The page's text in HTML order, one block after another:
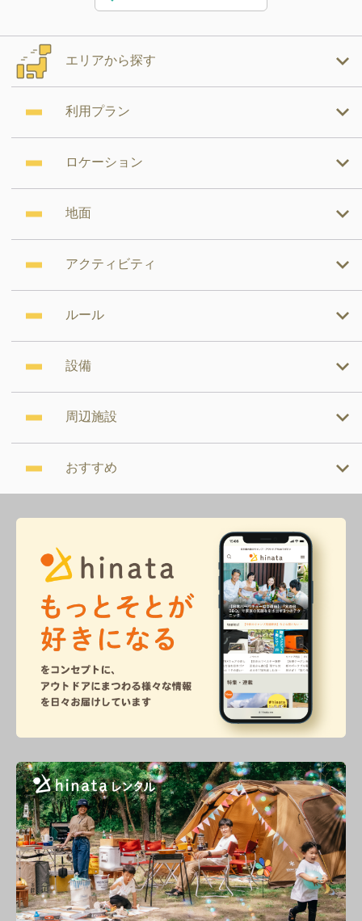
エリアから探す
利用プラン
ロケーション
地面
アクティビティ
ルール
設備
周辺施設
おすすめ